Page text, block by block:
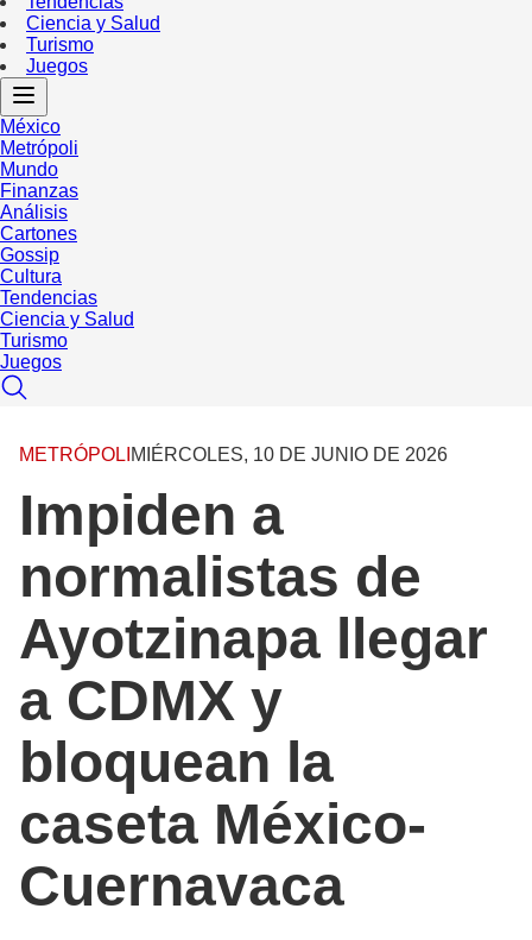
Ciencia y Salud
Turismo
Juegos
México
Metrópoli
Mundo
Finanzas
Análisis
Cartones
Gossip
Cultura
Tendencias
Ciencia y Salud
Turismo
Juegos
METRÓPOLI MIÉRCOLES, 10 DE JUNIO DE 2026
Impiden a
normalistas de
Ayotzinapa llegar
a CDMX y
bloquean la
caseta México-
Cuernavaca